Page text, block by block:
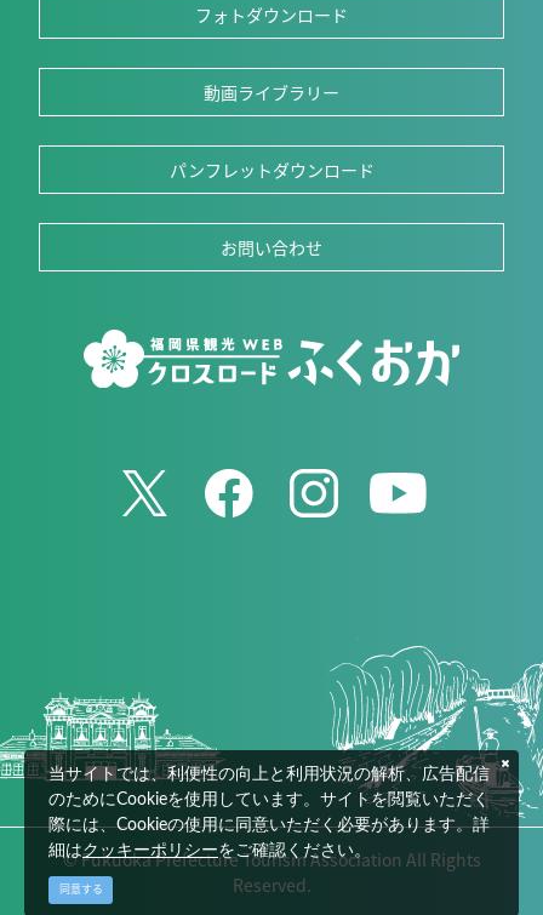
フォトダウンロード
動画ライブラリー
パンフレットダウンロード
お問い合わせ
© Fukuoka Prefecture Tourism Association All Rights
Reserved.
当サイトでは、利便性の向上と利用状況の解析、広告配信
のためにCookieを使用しています。サイトを閲覧いただく
際には、Cookieの使用に同意いただく必要があります。詳
細はクッキーポリシーをご確認ください。
同意する